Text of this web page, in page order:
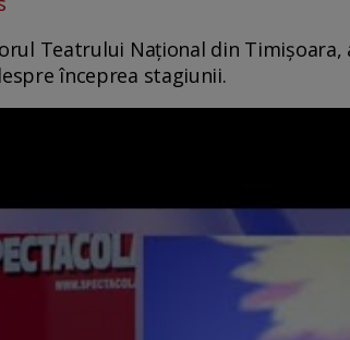
Teatrului Național din
începrea stagiunii.